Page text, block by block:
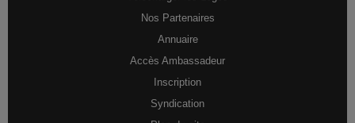
Nos Partenaires
Annuaire
Accès Ambassadeur
Inscription
Syndication